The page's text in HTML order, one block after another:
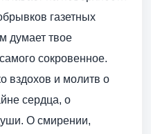
газетных
думает твое
сокровенное.
вздохов и молитв о
сердца, о
О смирении,